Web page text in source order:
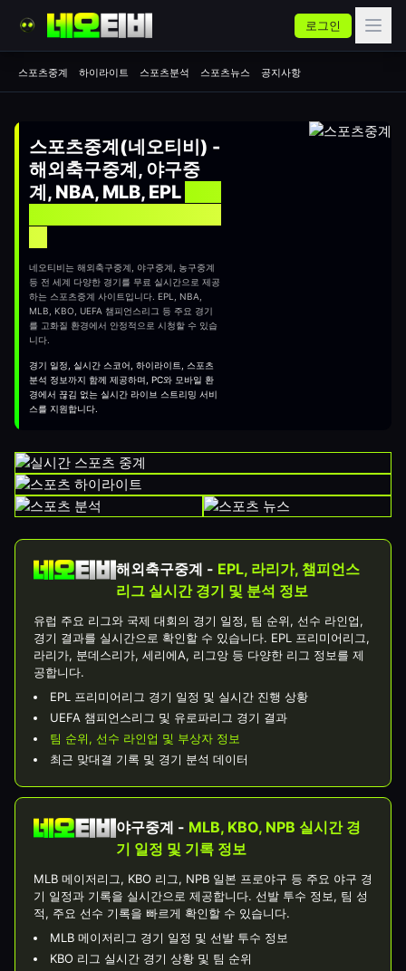
로그인
스포츠중계 하이라이트 스포츠분석 스포츠뉴스 공지사항
스포츠중계(네오티비) -
해외축구중계, 야구중
계, NBA, MLB, EPL
네오티비는 해외축구중계, 야구중계, 농구중계
등 전 세계 다양한 경기를 무료 실시간으로 제공
하는 스포츠중계 사이트입니다. EPL, NBA,
MLB, KBO, UEFA 챔피언스리그 등 주요 경기
를 고화질 환경에서 안정적으로 시청할 수 있습
니다.
경기 일정, 실시간 스코어, 하이라이트, 스포츠
분석 정보까지 함께 제공하며, PC와 모바일 환
경에서 끊김 없는 실시간 라이브 스트리밍 서비
스를 지원합니다.
해외축구중계 - EPL, 라리가, 챔피언스
리그 실시간 경기 및 분석 정보
유럽 주요 리그와 국제 대회의 경기 일정, 팀 순위, 선수 라인업,
경기 결과를 실시간으로 확인할 수 있습니다. EPL 프리미어리그,
라리가, 분데스리가, 세리에A, 리그앙 등 다양한 리그 정보를 제
공합니다.
EPL 프리미어리그 경기 일정 및 실시간 진행 상황
UEFA 챔피언스리그 및 유로파리그 경기 결과
팀 순위, 선수 라인업 및 부상자 정보
최근 맞대결 기록 및 경기 분석 데이터
야구중계 - MLB, KBO, NPB 실시간 경
기 일정 및 기록 정보
MLB 메이저리그, KBO 리그, NPB 일본 프로야구 등 주요 야구 경
기 일정과 기록을 실시간으로 제공합니다. 선발 투수 정보, 팀 성
적, 주요 선수 기록을 빠르게 확인할 수 있습니다.
MLB 메이저리그 경기 일정 및 선발 투수 정보
KBO 리그 실시간 경기 상황 및 팀 순위